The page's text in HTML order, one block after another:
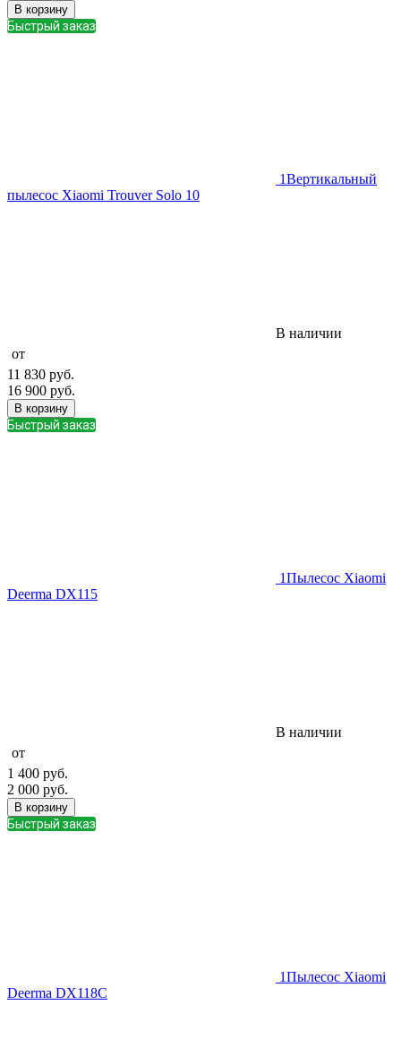
В корзину
Быстрый заказ
1Вертикальный
пылесос Xiaomi Trouver Solo 10
В наличии
от
11 830 руб.
16 900 руб.
В корзину
Быстрый заказ
1Пылесос Xiaomi
Deerma DX115
В наличии
от
1 400 руб.
2 000 руб.
В корзину
Быстрый заказ
1Пылесос Xiaomi
Deerma DX118C